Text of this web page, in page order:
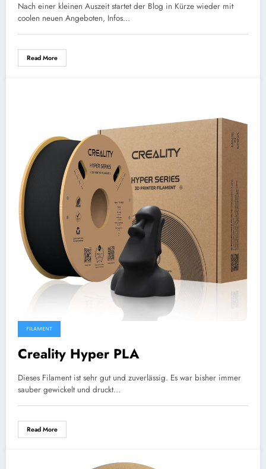
Nach einer kleinen Auszeit startet der Blog in Kürze wieder mit
coolen neuen Angeboten, Infos…
Read More
FILAMENT
Creality Hyper PLA
Dieses Filament ist sehr gut und zuverlässig. Es war bisher immer
sauber gewickelt und druckt…
Read More